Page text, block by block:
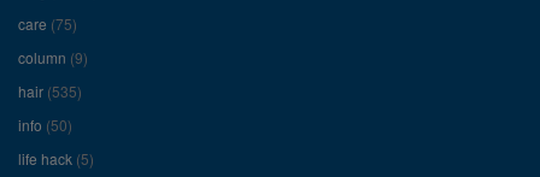
ー
ル
を
care (75)
column (9)
hair (535)
info (50)
life hack (5)